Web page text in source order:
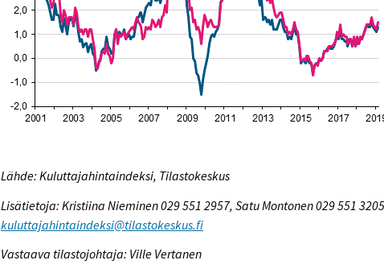
Lähde: Kuluttajahintaindeksi, Tilastokeskus
Lisätietoja: Kristiina Nieminen 029 551 2957, Satu Montonen 029 551
kuluttajahintaindeksi@tilastokeskus.fi
Vastaava tilastojohtaja: Ville Vertanen